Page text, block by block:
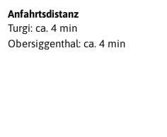
Anfahrtsdistanz
Turgi: ca. 4 min
Obersiggenthal: ca. 4 min